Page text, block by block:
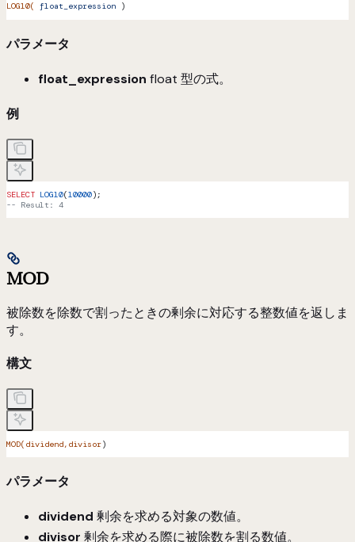
LOG10( float_expression )
パラメータ
float_expression float 型の式。
例
SELECT LOG10(10000);
-- Result: 4
MOD
被除数を除数で割ったときの剰余に対応する整数値を返しま
す。
構文
MOD(dividend,divisor)
パラメータ
dividend 剰余を求める対象の数値。
divisor 剰余を求める際に被除数を割る数値。